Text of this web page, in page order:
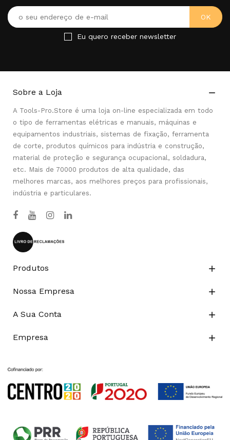
Eu quero receber newsletter
Sobre a Loja 
A Tools-Pro.Store é uma loja on-line especializada em todo
o tipo de ferramentas elétricas e manuais, máquinas e
equipamentos industriais, sistemas de fixação, ferramenta
de corte, produtos químicos para indústria e construção,
material de proteção e segurança ocupacional, soldadura,
etc. Mais de 70000 produtos de alta qualidade, das
melhores marcas, aos melhores preços para profissionais,
indústria e particulares.
Produtos 
Nossa Empresa 
A Sua Conta 
Empresa 